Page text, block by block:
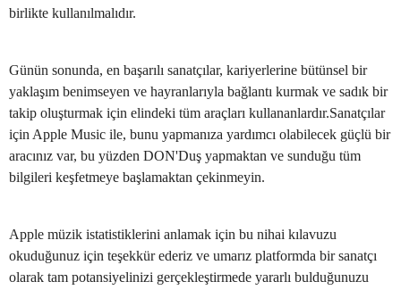
birlikte kullanılmalıdır.
Günün sonunda, en başarılı sanatçılar, kariyerlerine bütünsel bir
yaklaşım benimseyen ve hayranlarıyla bağlantı kurmak ve sadık bir
takip oluşturmak için elindeki tüm araçları kullananlardır.Sanatçılar
için Apple Music ile, bunu yapmanıza yardımcı olabilecek güçlü bir
aracınız var, bu yüzden DON'Duş yapmaktan ve sunduğu tüm
bilgileri keşfetmeye başlamaktan çekinmeyin.
Apple müzik istatistiklerini anlamak için bu nihai kılavuzu
okuduğunuz için teşekkür ederiz ve umarız platformda bir sanatçı
olarak tam potansiyelinizi gerçekleştirmede yararlı bulduğunuzu